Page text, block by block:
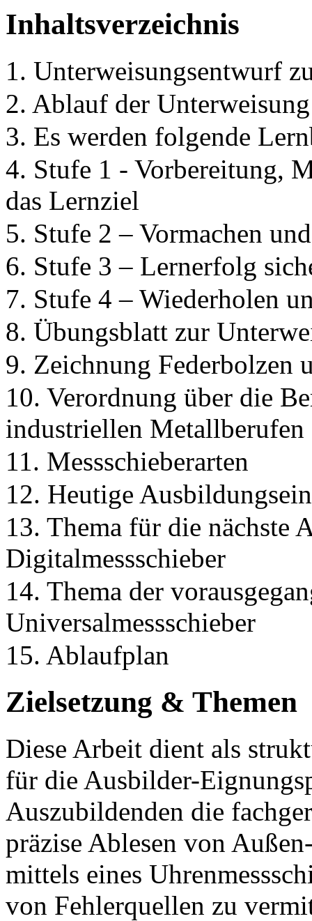
Inhaltsverzeichnis
1. Unterweisungsentwurf
2. Ablauf der Unterweisung
3. Es werden folgende
4. Stufe 1 - Vorbereitung,
das Lernziel
5. Stufe 2 – Vormachen
6. Stufe 3 – Lernerfolg
7. Stufe 4 – Wiederholen
8. Übungsblatt zur
9. Zeichnung Federbolzen
10. Verordnung über die
industriellen Metallberufen
11. Messschieberarten
12. Heutige
13. Thema für die nächste
Digitalmessschieber
14. Thema der
Universalmessschieber
15. Ablaufplan
Zielsetzung & Themen
Diese Arbeit dient als
für die Ausbilder-
Auszubildenden die
präzise Ablesen von
mittels eines
von Fehlerquellen zu